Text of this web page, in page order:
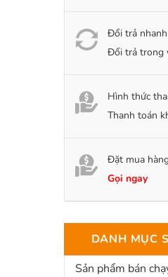
Đổi trả
Đổi trả trong
Hình thức
Thanh toán
Đặt mua
Gọi ngay
DANH MỤC
Sản phẩm bán